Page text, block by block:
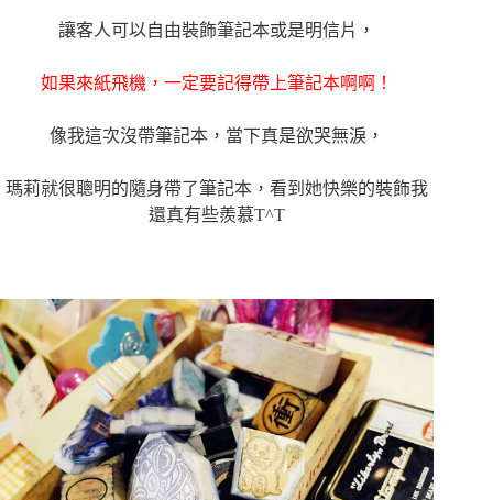
讓客人可以自由裝飾筆記本或是明信片，
如果來紙飛機，一定要記得帶上筆記本啊啊！
像我這次沒帶筆記本，當下真是欲哭無淚，
瑪莉就很聰明的隨身帶了筆記本，看到她快樂的裝飾我
還真有些羨慕T^T